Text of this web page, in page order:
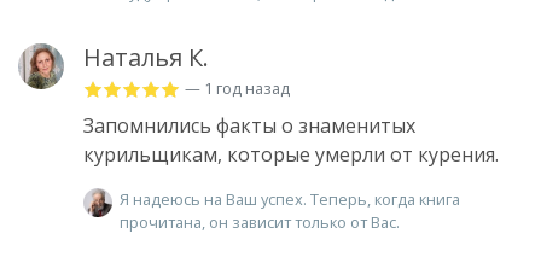
Наталья К.
— 1 год назад
Запомнились факты о знаменитых
курильщикам, которые умерли от курения.
Я надеюсь на Ваш успех. Теперь, когда книга
прочитана, он зависит только от Вас.